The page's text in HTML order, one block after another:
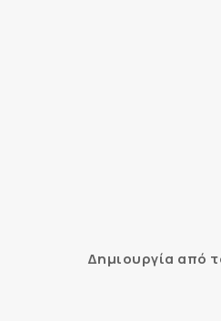
Δημιουργία από